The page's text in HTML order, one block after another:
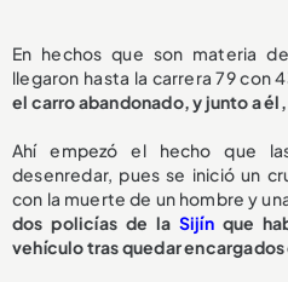
En hechos que son materia
llegaron hasta la carrera 79 con
el carro abandonado, y junto a
Ahí empezó el hecho que
desenredar, pues se inició un
con la muerte de un hombre y
dos policías de la Sijín que
vehículo tras quedar